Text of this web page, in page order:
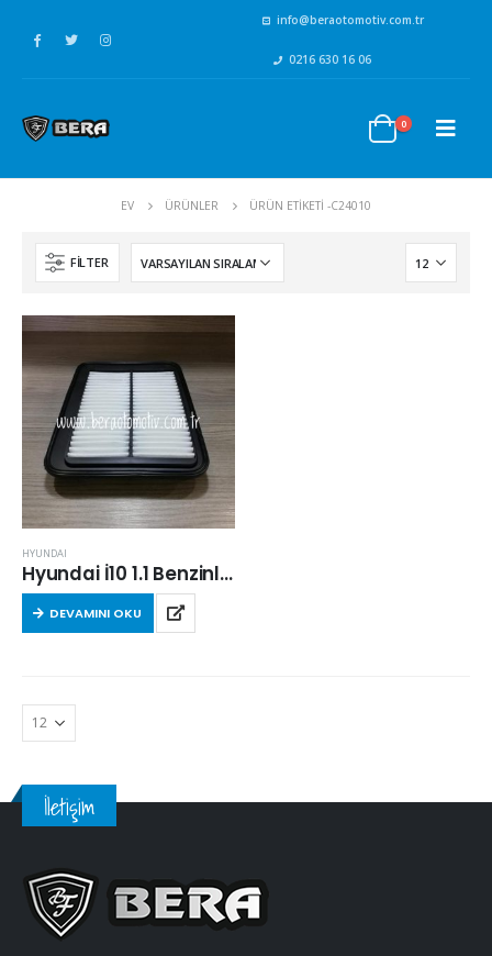
info@beraotomotiv.com.tr
0216 630 16 06
0
EV ÜRÜNLER ÜRÜN ETIKETI -C24010
FILTER
HYUNDAI
Hyundai İ10 1.1 Benzinli 2008-2013 Arası Hava Filtresi
DEVAMINI OKU
İletişim